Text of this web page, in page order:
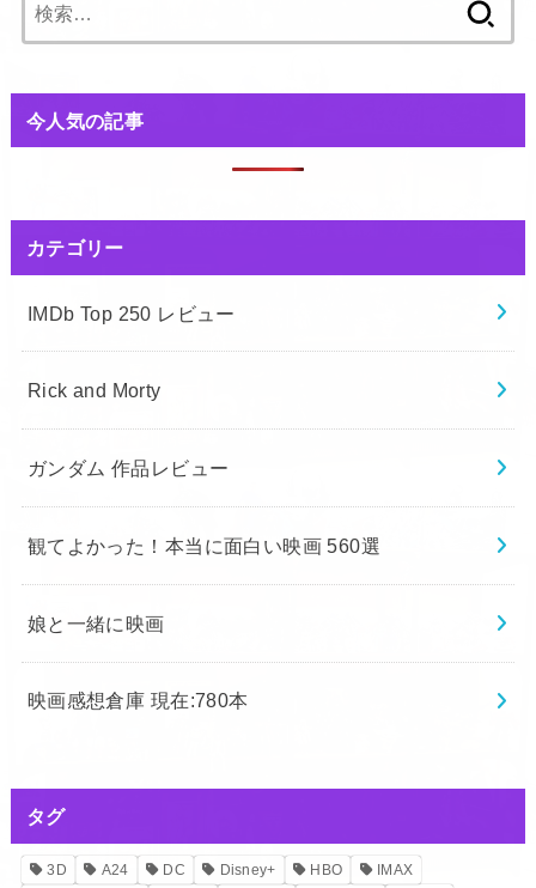
索:
今人気の記事
カテゴリー
IMDb Top 250 レビュー
Rick and Morty
ガンダム 作品レビュー
観てよかった！本当に面白い映画 560選
娘と一緒に映画
映画感想倉庫 現在:780本
タグ
3D A24 DC Disney+ HBO
IMAX